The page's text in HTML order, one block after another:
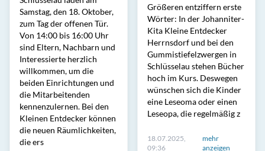
Samstag, den 18. Oktober,
zum Tag der offenen Tür.
Von 14:00 bis 16:00 Uhr
sind Eltern, Nachbarn und
Interessierte herzlich
willkommen, um die
beiden Einrichtungen und
die Mitarbeitenden
kennenzulernen. Bei den
Kleinen Entdecker können
die neuen Räumlichkeiten,
die ers
Größeren entziffern erste
Wörter: In der Johanniter-
Kita Kleine Entdecker
Herrnsdorf und bei den
Gummistiefelzwergen in
Schlüsselau stehen Bücher
hoch im Kurs. Deswegen
wünschen sich die Kinder
eine Leseoma oder einen
Leseopa, die regelmäßig z
18.07.2025,
09:36
mehr
anzeigen